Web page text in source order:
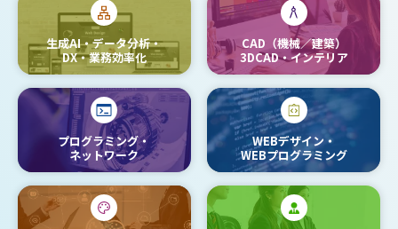
生成AI・データ分析・
DX・業務効率化
CAD（機械／建築）
3DCAD・インテリア
プログラミング・
ネットワーク
WEBデザイン・
WEBプログラミング